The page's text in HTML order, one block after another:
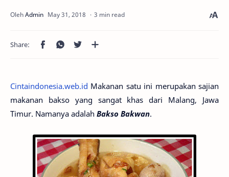
3 min read
Cintaindonesia.web.id Makanan satu ini merupakan sajian
makanan bakso yang sangat khas dari Malang, Jawa
Timur. Namanya adalah Bakso Bakwan.